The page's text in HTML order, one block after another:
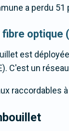
a perdu
fibre optique
est
C'est un
raccordables